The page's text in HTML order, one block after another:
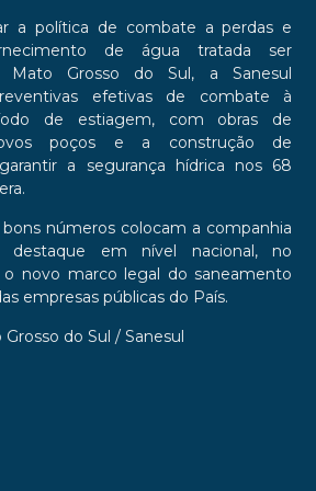
a política de combate a perdas e
de água tratada ser
Mato Grosso do Sul, a Sanesul
efetivas de combate à
de estiagem, com obras de
poços e a construção de
a segurança hídrica nos 68
números colocam a companhia
em nível nacional, no
novo marco legal do saneamento
empresas públicas do País.
do Sul / Sanesul